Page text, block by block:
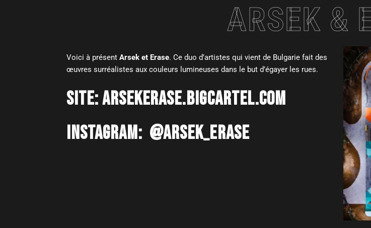
ARSEK &
Voici à présent Arsek et Erase. Ce duo d’artistes qui vient de Bulgarie fait des
œuvres surréalistes aux couleurs lumineuses dans le but d’égayer les rues.
SITE:ARSEKERASE.BIGCARTEL.COM
INSTAGRAM: @ARSEK_ERASE